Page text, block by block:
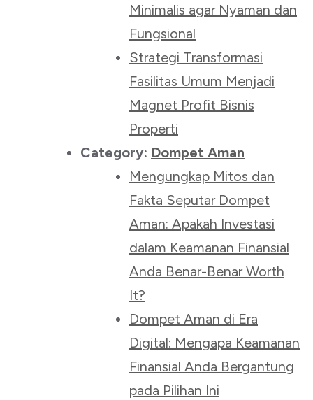
Minimalis agar Nyaman dan
Fungsional
Strategi Transformasi
Fasilitas Umum Menjadi
Magnet Profit Bisnis
Properti
Category: Dompet Aman
Mengungkap Mitos dan
Fakta Seputar Dompet
Aman: Apakah Investasi
dalam Keamanan Finansial
Anda Benar-Benar Worth
It?
Dompet Aman di Era
Digital: Mengapa Keamanan
Finansial Anda Bergantung
pada Pilihan Ini